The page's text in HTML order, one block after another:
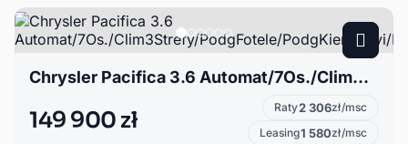
Chrysler Pacifica 3.6 Automat/7Os./Clim3Strefy/PodgFotele/PodgKier./Navi/BlindSpot/KamCof/BT
149 900 zł Raty2 306zł/msc
Leasing1 580zł/msc